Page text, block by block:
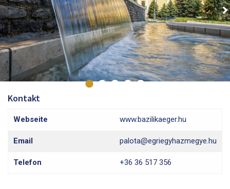
Kontakt
Webseite www.bazilikaeger.hu
Email palota@egriegyhazmegye.hu
Telefon +36 36 517 356